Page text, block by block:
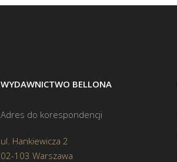
WYDAWNICTWO BELLONA
Adres do korespondencji
ul. Hankiewicza 2
02-103 Warszawa